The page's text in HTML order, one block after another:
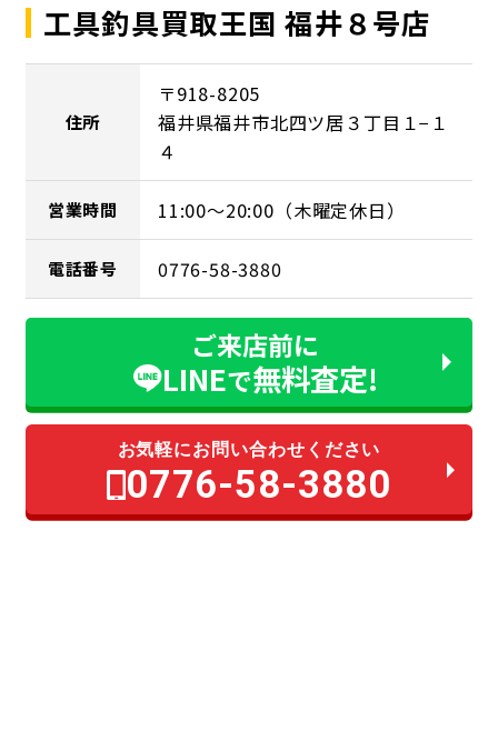
工具釣具買取王国 福井８号店
住所
〒918-8205
福井県福井市北四ツ居３丁目１−１
４
営業時間 11:00～20:00（木曜定休日）
電話番号 0776-58-3880
ご来店前に
LINEで無料査定!
お気軽にお問い合わせください
0776-58-3880